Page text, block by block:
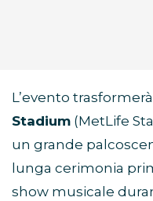
L’evento trasformerà
Stadium (MetLife
un grande
lunga cerimonia
show musicale